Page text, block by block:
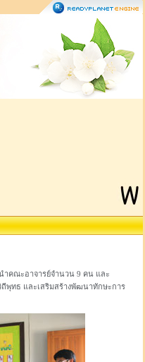
ำคณะอาจารย์จำนวน 9 คน และ
ถีพุทธ และเสริมสร้างพัฒนาทักษะการ